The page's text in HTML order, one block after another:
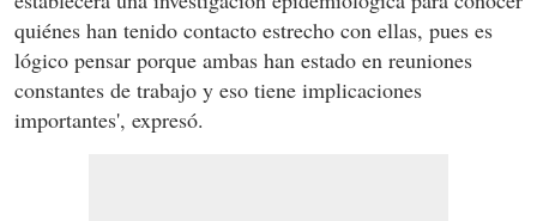
quiénes han tenido contacto estrecho con ellas, pues es
lógico pensar porque ambas han estado en reuniones
constantes de trabajo y eso tiene implicaciones
importantes', expresó.